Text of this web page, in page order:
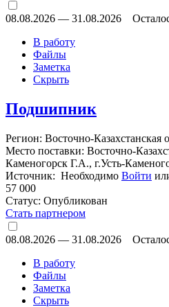
08.08.2026 — 31.08.2026
В работу
Файлы
Заметка
Скрыть
Подшипник
Регион: Восточно-Казахстанская
Место поставки: Восточно-
Каменогорск Г.А., г.Усть-
Источник: Необходимо Войти
57 000
Статус: Опубликован
Стать партнером
08.08.2026 — 31.08.2026
В работу
Файлы
Заметка
Скрыть